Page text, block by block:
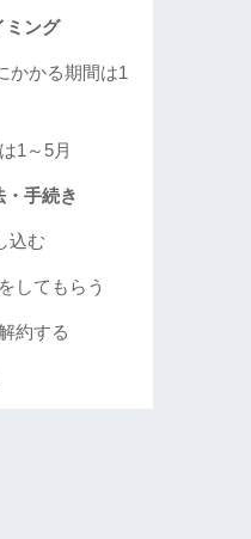
ミング
かかる期間は1
1～5月
・手続き
込む
してもらう
約する